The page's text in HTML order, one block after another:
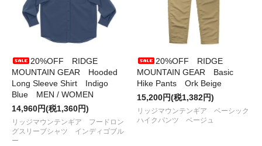
しました
●2025/ 9/27
BALLISTICSの Karmit CARRY TOTE が再入荷し
ました
●2025/ 9/26
RWCHEから
DIABLITO Tシャツ各種とパンツな
●2025/ 9/20
NODALから 足袋ソックス各種入荷しました
●2025/ 9/17RIDGE MOUNTAIN GEAR からTitanium Mug
450mlが入荷しました
●2025/ 9/12BALLISTICS
SHELCON LEG、PINT GLASS
CASEが入荷しました
●2025/ 9/12 ULTRA HEAVY HOODIEが入荷しました
●2025/ 9/ 7RIDGE MOUNTAIN GEAR
ました
20%OFF RIDGE
MOUNTAIN GEAR Hooded
Long Sleeve Shirt Indigo
Blue MEN / WOMEN
14,960円(税1,360円)
リッジマウンテンギア フードロン
グスリーブシャツ インディゴブル
ー
20%OFF RIDGE
MOUNTAIN GEAR Basic
Hike Pants Ork Beige
15,200円(税1,382円)
リッジマウンテンギア ベーシック
ハイクパンツ ベージュ